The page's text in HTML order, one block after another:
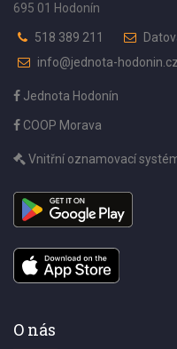
695 01 Hodonín
518 389 211
info@jednota-hodonin.cz
Jednota Hodonín
COOP Morava
Vnitřní oznamovací
O nás